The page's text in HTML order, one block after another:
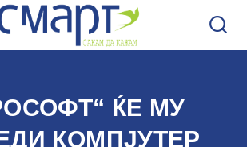
ЌЕ МУ
КОМПЈУТЕР